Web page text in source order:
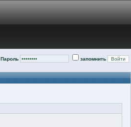
Пароль запомнить